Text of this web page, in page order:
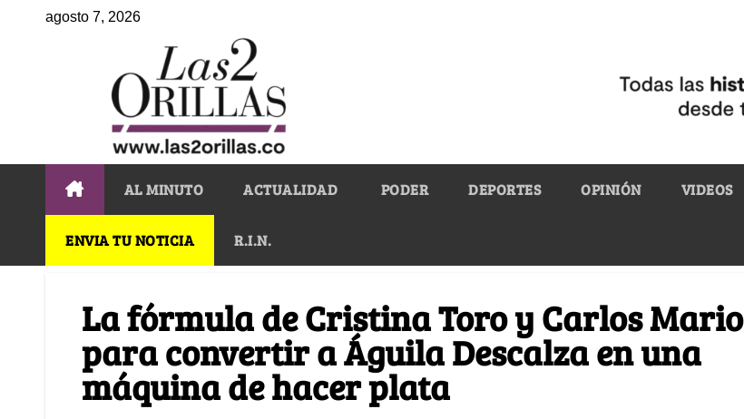
agosto 7, 2026
AL MINUTO ACTUALIDAD PODER DEPORTES OPINIÓN VIDEOS
ENVIA TU NOTICIA R.I.N.
La fórmula de Cristina Toro y Carlos Mario
para convertir a Águila Descalza en una
máquina de hacer plata